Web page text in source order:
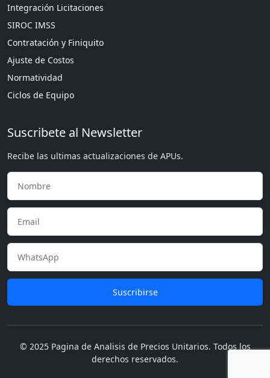
Integración Licitaciones
SIROC IMSS
Contratación y Finiquito
Ajuste de Costos
Normatividad
Ciclos de Equipo
Suscribete al Newsletter
Recibe las ultimas actualizaciones de APUs.
Suscribirse
© 2025 Pagina de Analisis de Precios Unitarios. Todos los
derechos reservados.